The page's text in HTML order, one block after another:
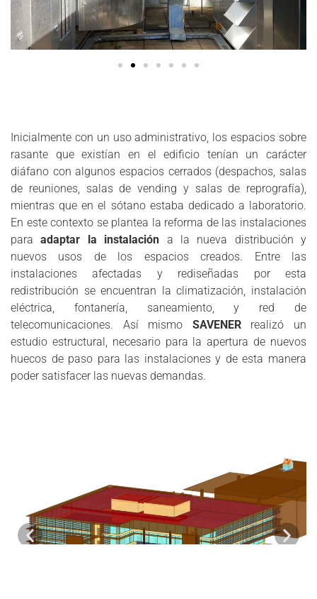
Instalación de Comunicación
Instalación de Control
Instalación de Megafonía
Instalación de Rociadores
Instalaciones Mecánicas
Instrumentación & Control
Justificación Cumplimiento Normativo. CTE
Modelado 3D
Modelado BIM
Obra Civil
Protección Contra Incendios
Reformas
Regeneración de Espacios
Rehabilitación
Salón de Actos
Seguridad y Accesos
Seguridad y Salud
Simulación Energética
Simulación Sistemas Térmicos
Inicialmente con un uso administrativo, los espacios sobre
rasante que existían en el edificio tenían un carácter
diáfano con algunos espacios cerrados (despachos, salas
de reuniones, salas de vending y salas de reprografía),
mientras que en el sótano estaba dedicado a laboratorio.
En este contexto se plantea la reforma de las instalaciones
paraadaptar la instalación a la nueva distribución y
nuevos usos de los espacios creados. Entre las
instalaciones afectadas y rediseñadas por esta
redistribución se encuentran la climatización, instalación
eléctrica, fontanería, saneamiento, y red de
telecomunicaciones. Así mismo SAVENERrealizó un
estudio estructural, necesario para la apertura de nuevos
huecos de paso para las instalaciones y de esta manera
poder satisfacer las nuevas demandas.